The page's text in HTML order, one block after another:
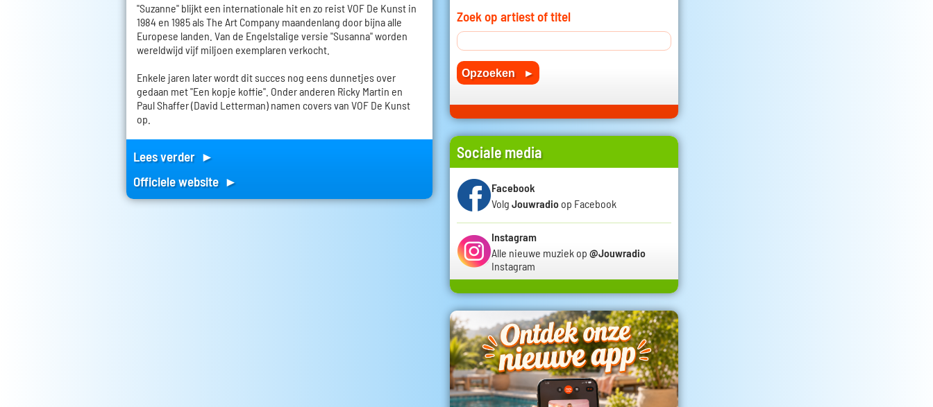
"Suzanne" blijkt een internationale hit en zo reist VOF De Kunst in
1984 en 1985 als The Art Company maandenlang door bijna alle
Europese landen. Van de Engelstalige versie "Susanna" worden
wereldwijd vijf miljoen exemplaren verkocht.
Enkele jaren later wordt dit succes nog eens dunnetjes over
gedaan met "Een kopje koffie". Onder anderen Ricky Martin en
Paul Shaffer (David Letterman) namen covers van VOF De Kunst
op.
Lees verder ►
Officiele website ►
Zoek op artiest of titel
Sociale media
Facebook
Volg Jouwradio op Facebook
Instagram
Alle nieuwe muziek op @Jouwradio
Instagram